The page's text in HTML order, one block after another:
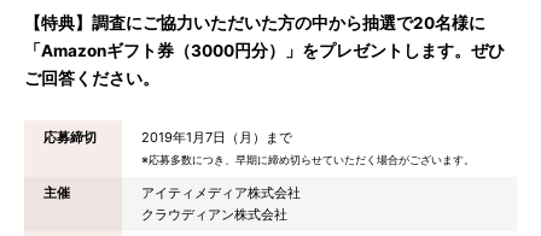
【特典】調査にご協力いただいた方の中から抽選で20名様に
「Amazonギフト券（3000円分）」をプレゼントします。ぜひ
ご回答ください。
応募締切 2019年1月7日（月）まで
※応募多数につき、早期に締め切らせていただく場合がございます。
主催
アイティメディア株式会社
クラウディアン株式会社